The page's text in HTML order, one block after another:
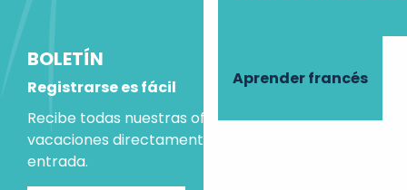
Aprender francés
BOLETÍN
Registrarse es fácil
Recibe todas nuestras ofertas e ideas para las
vacaciones directamente en tu bandeja de
entrada.